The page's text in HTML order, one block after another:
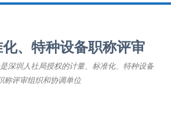
、特种设备职称评审
深圳人社局授权的计量、标准化、特种设备
称评审组织和协调单位